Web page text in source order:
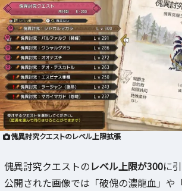
傀異討究クエストのレベル上限拡張
傀異討究クエストのレベル上限が300に
公開された画像では「破傀の濃龍血」や